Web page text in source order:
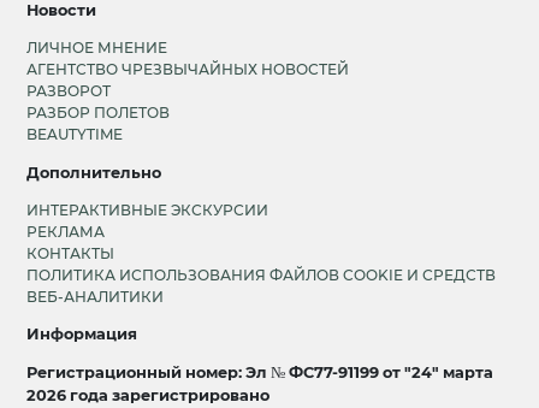
Новости
ЛИЧНОЕ МНЕНИЕ
АГЕНТСТВО ЧРЕЗВЫЧАЙНЫХ НОВОСТЕЙ
РАЗВОРОТ
РАЗБОР ПОЛЕТОВ
BEAUTYTIME
Дополнительно
ИНТЕРАКТИВНЫЕ ЭКСКУРСИИ
РЕКЛАМА
КОНТАКТЫ
ПОЛИТИКА ИСПОЛЬЗОВАНИЯ ФАЙЛОВ COOKIE И СРЕДСТВ
ВЕБ-АНАЛИТИКИ
Информация
Регистрационный номер: Эл № ФС77-91199 от "24" марта
2026 года зарегистрировано